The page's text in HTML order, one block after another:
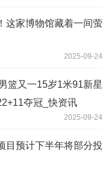
这家博物馆藏着一间萤
2025-09-24
篮又一15岁1米91新星
夺冠_快资讯
2025-09-24
目预计下半年将部分投